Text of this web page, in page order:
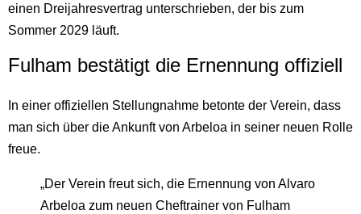
einen Dreijahresvertrag unterschrieben, der bis zum
Sommer 2029 läuft.
Fulham bestätigt die Ernennung offiziell
In einer offiziellen Stellungnahme betonte der Verein, dass
man sich über die Ankunft von Arbeloa in seiner neuen Rolle
freue.
„Der Verein freut sich, die Ernennung von Alvaro
Arbeloa zum neuen Cheftrainer von Fulham